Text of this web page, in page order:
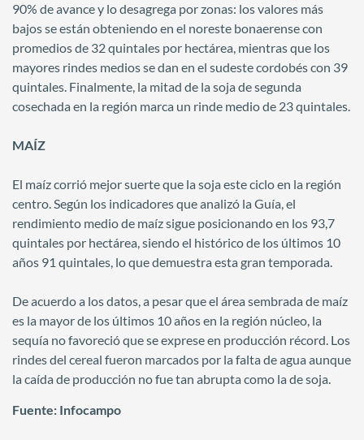
90% de avance y lo desagrega por zonas: los valores más
bajos se están obteniendo en el noreste bonaerense con
promedios de 32 quintales por hectárea, mientras que los
mayores rindes medios se dan en el sudeste cordobés con 39
quintales. Finalmente, la mitad de la soja de segunda
cosechada en la región marca un rinde medio de 23 quintales.
MAÍZ
El maíz corrió mejor suerte que la soja este ciclo en la región
centro. Según los indicadores que analizó la Guía, el
rendimiento medio de maíz sigue posicionando en los 93,7
quintales por hectárea, siendo el histórico de los últimos 10
años 91 quintales, lo que demuestra esta gran temporada.
De acuerdo a los datos, a pesar que el área sembrada de maíz
es la mayor de los últimos 10 años en la región núcleo, la
sequía no favoreció que se exprese en producción récord. Los
rindes del cereal fueron marcados por la falta de agua aunque
la caída de producción no fue tan abrupta como la de soja.
Fuente: Infocampo